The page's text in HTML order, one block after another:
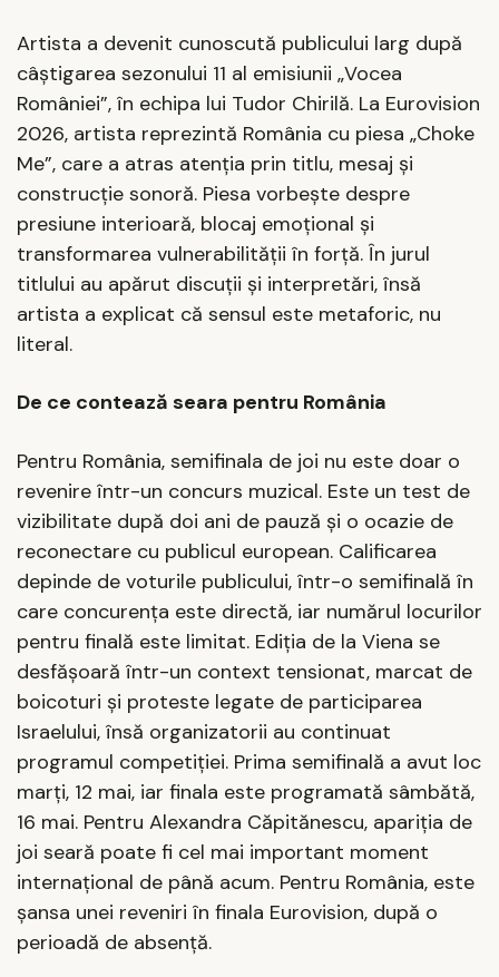
Artista a devenit cunoscută publicului larg după
câștigarea sezonului 11 al emisiunii „Vocea
României”, în echipa lui Tudor Chirilă. La Eurovision
2026, artista reprezintă România cu piesa „Choke
Me”, care a atras atenția prin titlu, mesaj și
construcție sonoră. Piesa vorbește despre
presiune interioară, blocaj emoțional și
transformarea vulnerabilității în forță. În jurul
titlului au apărut discuții și interpretări, însă
artista a explicat că sensul este metaforic, nu
literal.
De ce contează seara pentru România
Pentru România, semifinala de joi nu este doar o
revenire într-un concurs muzical. Este un test de
vizibilitate după doi ani de pauză și o ocazie de
reconectare cu publicul european. Calificarea
depinde de voturile publicului, într-o semifinală în
care concurența este directă, iar numărul locurilor
pentru finală este limitat. Ediția de la Viena se
desfășoară într-un context tensionat, marcat de
boicoturi și proteste legate de participarea
Israelului, însă organizatorii au continuat
programul competiției. Prima semifinală a avut loc
marți, 12 mai, iar finala este programată sâmbătă,
16 mai. Pentru Alexandra Căpitănescu, apariția de
joi seară poate fi cel mai important moment
internațional de până acum. Pentru România, este
șansa unei reveniri în finala Eurovision, după o
perioadă de absență.